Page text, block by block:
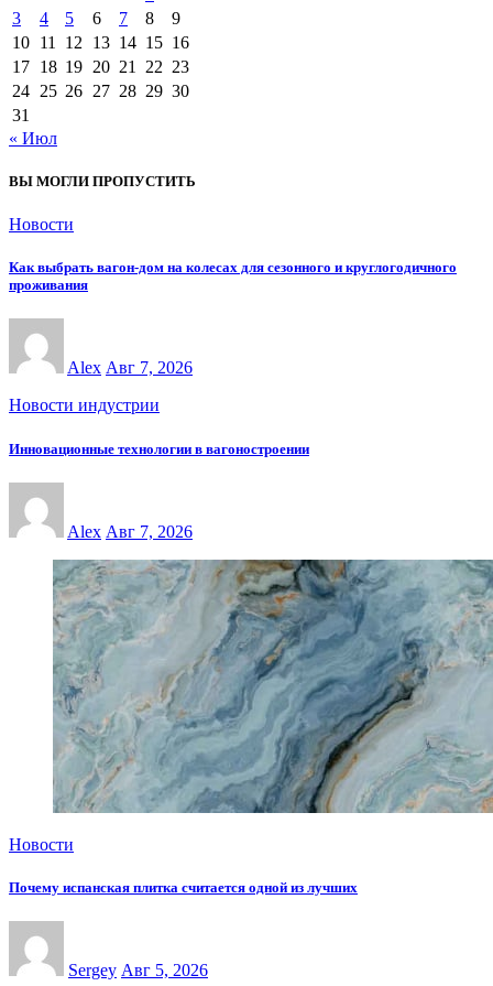
3
4 5 6 7 8
9
10 11 12 13 14 15 16
17 18 19 20 21 22 23
24 25 26 27 28 29 30
31
« Июл
ВЫ МОГЛИ ПРОПУСТИТЬ
Новости
Как выбрать вагон-дом на колесах для сезонного и круглогодичного
проживания
Alex Авг 7, 2026
Новости индустрии
Инновационные технологии в вагоностроении
Alex Авг 7, 2026
Новости
Почему испанская плитка считается одной из лучших
Sergey Авг 5, 2026